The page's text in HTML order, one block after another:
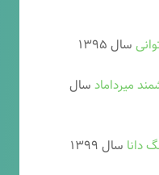
سال ۱۳۹۵
میرداماد سال
دانا سال ۱۳۹۹